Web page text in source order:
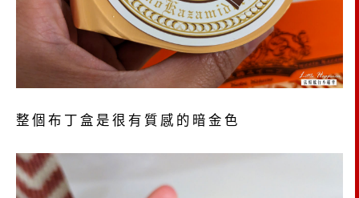
整個布丁盒是很有質感的暗金色